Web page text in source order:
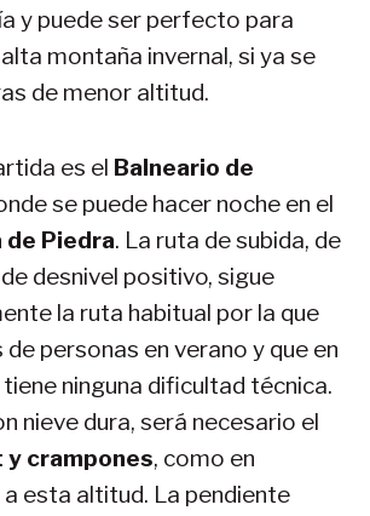
y puede ser perfecto para
montaña invernal, si ya se
de menor altitud.
es el Balneario de
se puede hacer noche en el
Piedra. La ruta de subida, de
desnivel positivo, sigue
la ruta habitual por la que
personas en verano y que en
ninguna dificultad técnica.
nieve dura, será necesario el
y crampones, como en
esta altitud. La pendiente